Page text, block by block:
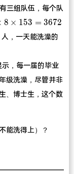
三组队伍，每个队
=
8 × 153 = 3672
人，一天能洗澡的
示，每一届的毕业
级洗澡，尽管并非
、博士生，这个数
能洗得上）？